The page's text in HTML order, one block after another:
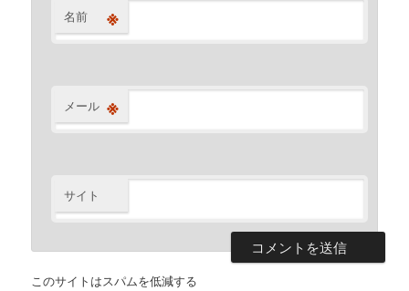
名前 ※
メール ※
サイト
このサイトはスパムを低減する